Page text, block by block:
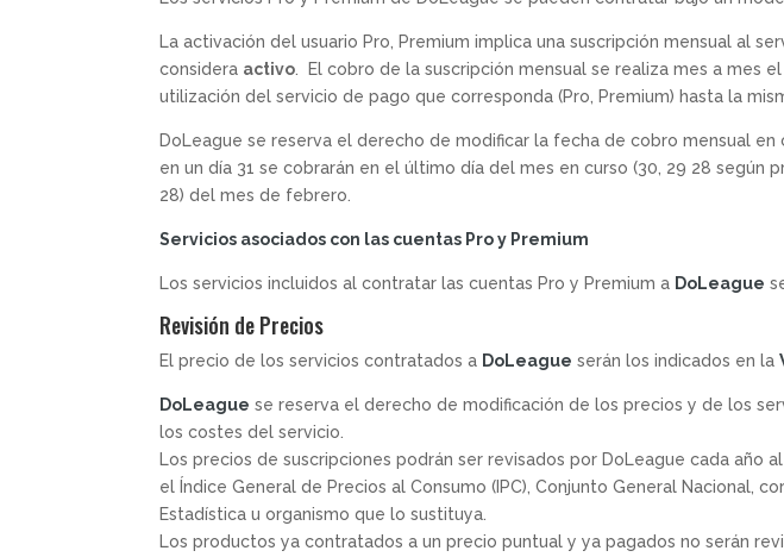
La activación del usuario Pro, Premium implica una suscripción mensual al
considera activo . El cobro de la suscripción mensual se realiza mes a
utilización del servicio de pago que corresponda (Pro, Premium) hasta la
DoLeague se reserva el derecho de modificar la fecha de cobro mensual
en un día 31 se cobrarán en el último día del mes en curso (30, 29 28 según
28) del mes de febrero.
Servicios asociados con las cuentas Pro y Premium
Los servicios incluidos al contratar las cuentas Pro y Premium a DoLeague
Revisión de Precios
El precio de los servicios contratados a DoLeague serán los indicados en la
DoLeague se reserva el derecho de modificación de los precios y de los
los costes del servicio.
Los precios de suscripciones podrán ser revisados por DoLeague cada año
el Índice General de Precios al Consumo (IPC), Conjunto General
Estadística u organismo que lo sustituya.
Los productos ya contratados a un precio puntual y ya pagados no serán